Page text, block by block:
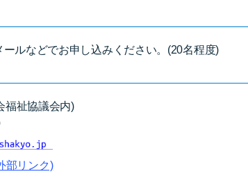
ルなどでお申し込みください。(20名程度)
福祉協議会内)
部リンク)